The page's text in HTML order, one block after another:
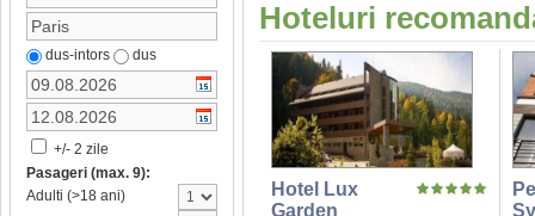
dus-intors dus
+/- 2 zile
Pasageri (max. 9):
Adulti (>18 ani)
Hoteluri
Hotel Lux
Garden